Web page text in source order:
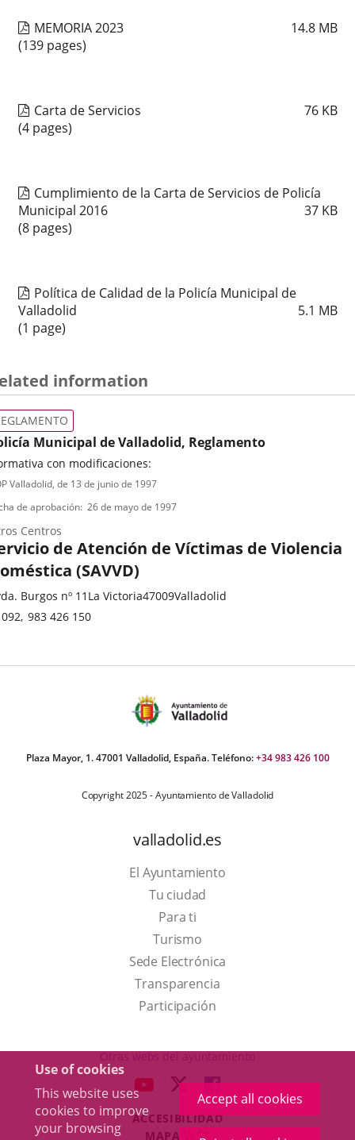
Use of cookies
This website uses
cookies to improve
your browsing
Accept all cookies
MEMORIA 2023 14.8 MB
(139 pages)
Carta de Servicios 76 KB
(4 pages)
Cumplimiento de la Carta de Servicios de Policía
Municipal 2016
37 KB
(8 pages)
Política de Calidad de la Policía Municipal de
Valladolid
5.1 MB
(1 page)
information
Municipal de Valladolid, Reglamento
con modificaciones:
Valladolid, de 13 de junio de 1997
de aprobación 26 de mayo de 1997
de Atención de Víctimas de Violencia
(SAVVD)
Centros
Burgos nº 11 La Victoria47009Valladolid
092 983 426 150
Plaza Mayor, 1. 47001 Valladolid, España. Teléfono:+34 983 426 100
Copyright 2025 - Ayuntamiento de Valladolid
valladolid.es
El Ayuntamiento
Tu ciudad
Para ti
TurismoThis
link
will
open
a
up
window.
Sede Electrónica
Transparencia
Participación
Otras webs del ayuntamiento
LINK
EXTERNAL
LINK
TO
EXTERNAL
LINK
TO
EXTERNAL
ACCESIBILIDAD
MAPA WEB